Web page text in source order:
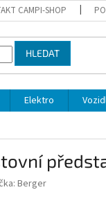
CAMPI-SHOP
HLEDAT
Elektro
Berger